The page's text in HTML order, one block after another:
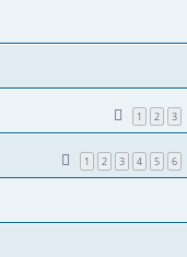
1 2 3
1 2 3 4 5 6